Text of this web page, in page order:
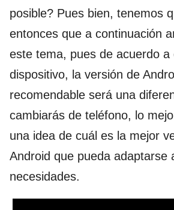
posible? Pues bien, tenemos
entonces que a continuación
este tema, pues de acuerdo a
dispositivo, la versión de
recomendable será una
cambiarás de teléfono, lo
una idea de cuál es la mejor
Android que pueda adaptarse
necesidades.